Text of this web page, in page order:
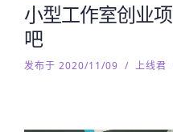
小型工作室创业
吧
发布于 2020/11/09 / 上线君